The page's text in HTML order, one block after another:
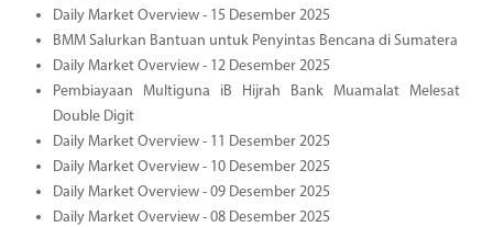
Daily Market Overview - 15 Desember 2025
BMM Salurkan Bantuan untuk Penyintas Bencana di Sumatera
Daily Market Overview - 12 Desember 2025
Pembiayaan Multiguna iB Hijrah Bank Muamalat Melesat
Double Digit
Daily Market Overview - 11 Desember 2025
Daily Market Overview - 10 Desember 2025
Daily Market Overview - 09 Desember 2025
Daily Market Overview - 08 Desember 2025